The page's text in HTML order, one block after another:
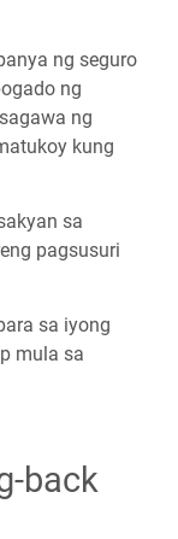
ng seguro
ng
ng
kung
sa
pagsusuri
sa iyong
mula sa
back